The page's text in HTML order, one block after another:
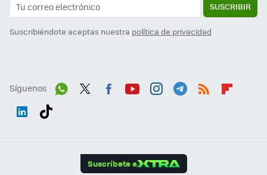
SUSCRIBIR
Suscribiéndote aceptas nuestra política de privacidad
Síguenos
Suscríbete a